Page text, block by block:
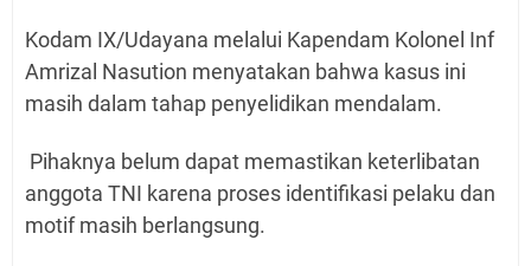
Kodam IX/Udayana melalui Kapendam Kolonel Inf
Amrizal Nasution menyatakan bahwa kasus ini
masih dalam tahap penyelidikan mendalam.
Pihaknya belum dapat memastikan keterlibatan
anggota TNI karena proses identifikasi pelaku dan
motif masih berlangsung.